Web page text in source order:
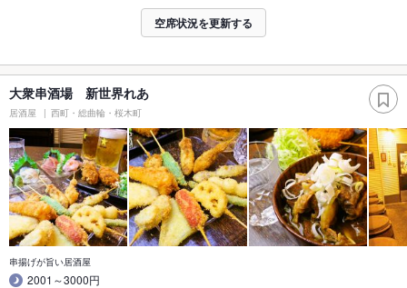
空席状況を更新する
大衆串酒場 新世界れあ
居酒屋 西町・総曲輪・桜木町
串揚げが旨い居酒屋
2001～3000円